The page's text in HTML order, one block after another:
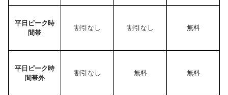
平日ピーク時
間帯
割引なし 割引なし 無料
平日ピーク時
間帯外
割引なし 無料 無料